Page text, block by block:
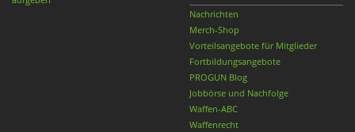
Nachrichten
Merch-Shop
Vorteilsangebote für Mitglieder
Fortbildungsangebote
PROGUN Blog
Jobbörse und Nachfolge
Waffen-ABC
Waffenrecht